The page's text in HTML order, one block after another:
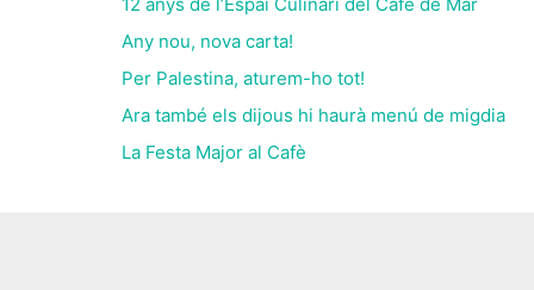
Any nou, nova carta!
Per Palestina, aturem-ho tot!
Ara també els dijous hi haurà menú de migdia
La Festa Major al Cafè